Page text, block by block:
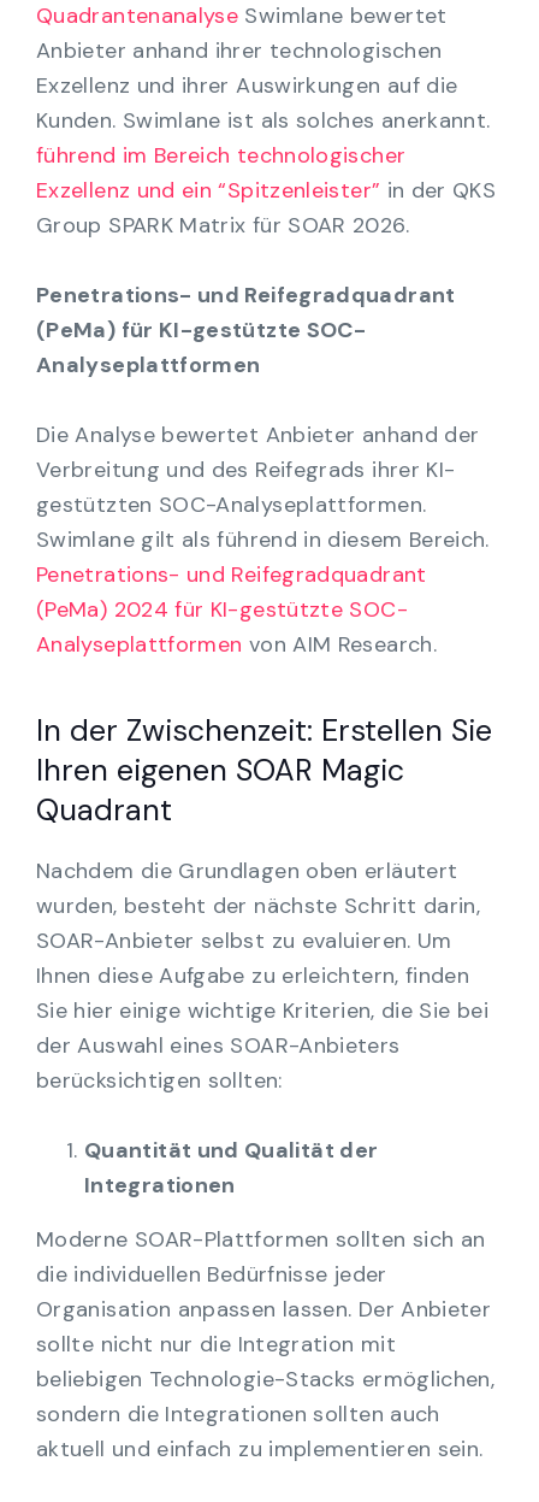
Quadrantenanalyse Swimlane bewertet
Anbieter anhand ihrer technologischen
Exzellenz und ihrer Auswirkungen auf die
Kunden. Swimlane ist als solches anerkannt.
führend im Bereich technologischer
Exzellenz und ein “Spitzenleister” in der QKS
Group SPARK Matrix für SOAR 2026.
Penetrations- und Reifegradquadrant
(PeMa) für KI-gestützte SOC-
Analyseplattformen
Die Analyse bewertet Anbieter anhand der
Verbreitung und des Reifegrads ihrer KI-
gestützten SOC-Analyseplattformen.
Swimlane gilt als führend in diesem Bereich.
Penetrations- und Reifegradquadrant
(PeMa) 2024 für KI-gestützte SOC-
Analyseplattformen von AIM Research.
In der Zwischenzeit: Erstellen Sie
Ihren eigenen SOAR Magic
Quadrant
Nachdem die Grundlagen oben erläutert
wurden, besteht der nächste Schritt darin,
SOAR-Anbieter selbst zu evaluieren. Um
Ihnen diese Aufgabe zu erleichtern, finden
Sie hier einige wichtige Kriterien, die Sie bei
der Auswahl eines SOAR-Anbieters
berücksichtigen sollten:
Quantität und Qualität der
Integrationen
Moderne SOAR-Plattformen sollten sich an
die individuellen Bedürfnisse jeder
Organisation anpassen lassen. Der Anbieter
sollte nicht nur die Integration mit
beliebigen Technologie-Stacks ermöglichen,
sondern die Integrationen sollten auch
aktuell und einfach zu implementieren sein.